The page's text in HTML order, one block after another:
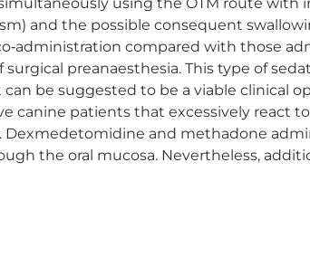
and the possible consequent
compared with those
preanaesthesia. This type of
be suggested to be a viable clinical
canine patients that excessively react
Dexmedetomidine and methadone
the oral mucosa. Nevertheless,